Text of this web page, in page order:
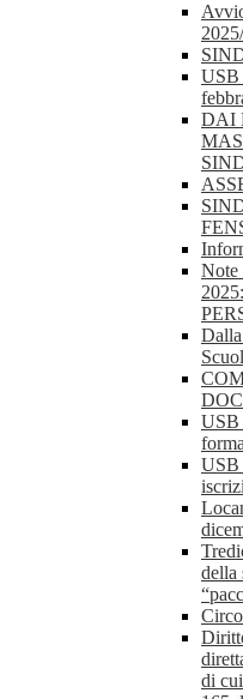
USB
DAI
Note
USB
USB
della
di